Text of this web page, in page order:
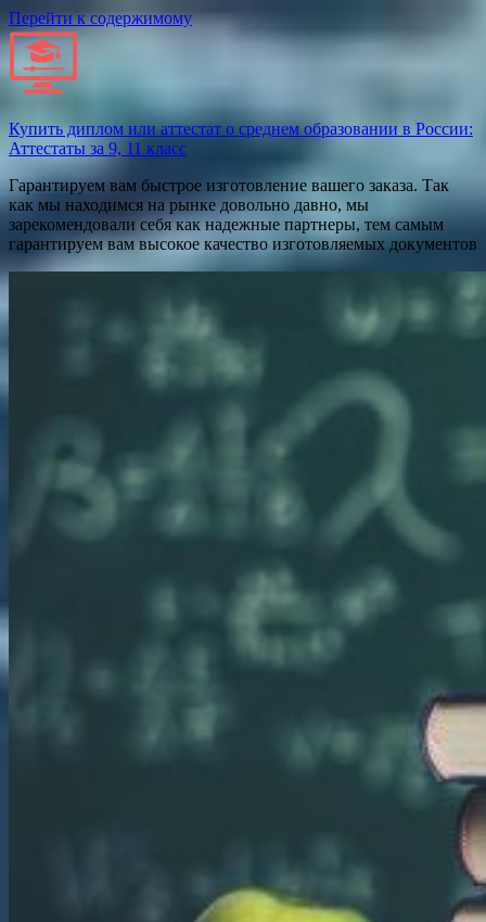
Перейти к содержимому
Купить диплом или аттестат о среднем образовании в России:
Аттестаты за 9, 11 класс
Гарантируем вам быстрое изготовление вашего заказа. Так
как мы находимся на рынке довольно давно, мы
зарекомендовали себя как надежные партнеры, тем самым
гарантируем вам высокое качество изготовляемых документов